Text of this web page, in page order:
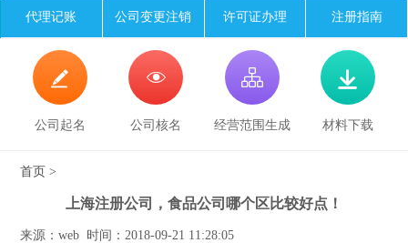
代理记账 公司变更注销 许可证办理 注册指南

公司起名

公司核名

经营范围生成

材料下载
首页 >
上海注册公司，食品公司哪个区比较好点！
来源：web 时间：2018-09-21 11:28:05